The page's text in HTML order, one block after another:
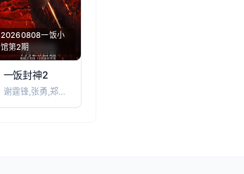
20260808一饭小
馆第2期
一饭封神2
谢霆锋,张勇,郑永麒,陈晓卿,李诞,屈雨